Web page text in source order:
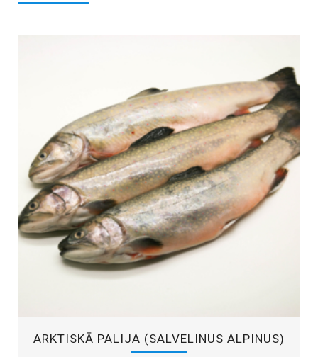
ARKTISKĀ PALIJA (SALVELINUS ALPINUS)